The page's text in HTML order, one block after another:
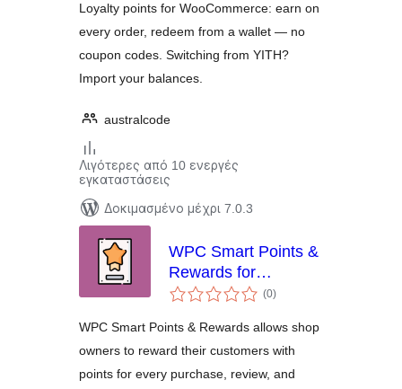
Loyalty points for WooCommerce: earn on
every order, redeem from a wallet — no
coupon codes. Switching from YITH?
Import your balances.
australcode
Λιγότερες από 10 ενεργές
εγκαταστάσεις
Δοκιμασμένο μέχρι 7.0.3
WPC Smart Points &
Rewards for
WooCommerce
(0αξιολογήσεις
σύνολο
)
WPC Smart Points & Rewards allows shop
owners to reward their customers with
points for every purchase, review, and